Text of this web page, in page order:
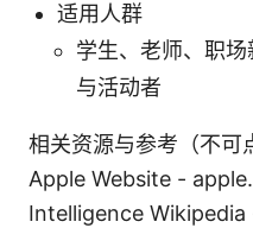
适用人群
学生、老师、职
与活动者
相关资源与参考（不可
Apple Website -
Intelligence Wikipedia